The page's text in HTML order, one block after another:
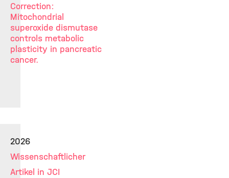
Correction:
Mitochondrial
superoxide dismutase
controls metabolic
plasticity in pancreatic
cancer.
2026
Wissenschaftlicher
Artikel in JCI